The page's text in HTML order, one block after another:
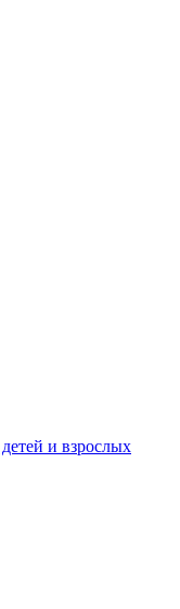
и взрослых